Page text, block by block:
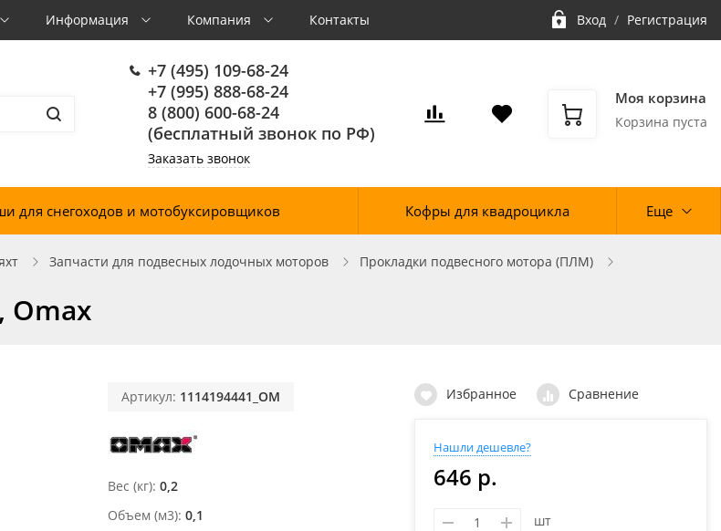
Информация Компания Контакты Вход / Регистрация
+7 (495) 109-68-24
+7 (995) 888-68-24
8 (800) 600-68-24
(бесплатный звонок по РФ)
Заказать звонок
Моя корзина
Корзина пуста
для снегоходов и мотобуксировщиков Кофры для квадроцикла Еще
Запчасти для подвесных лодочных моторов
Прокладки подвесного мотора (ПЛМ)
Omax
Артикул: 1114194441_OM
Вес (кг) 0,2
Объем (м3) 0,1
Избранное Сравнение
Нашли дешевле?
646 р.
шт